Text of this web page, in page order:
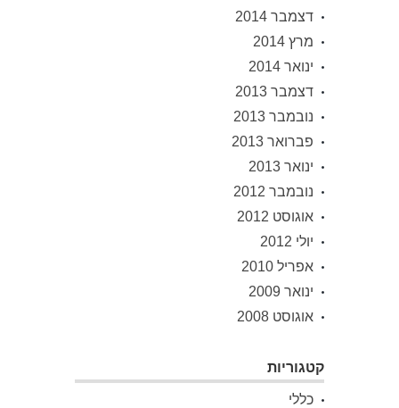
דצמבר 2014
מרץ 2014
ינואר 2014
דצמבר 2013
נובמבר 2013
פברואר 2013
ינואר 2013
נובמבר 2012
אוגוסט 2012
יולי 2012
אפריל 2010
ינואר 2009
אוגוסט 2008
קטגוריות
כללי